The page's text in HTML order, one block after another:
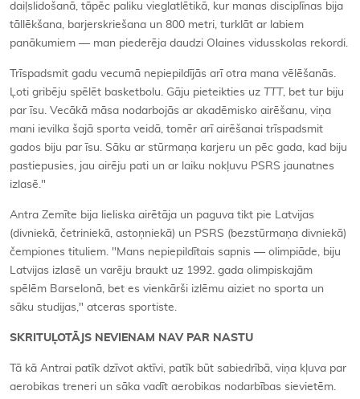
daiļslidošanā, tāpēc paliku vieglatlētikā, kur manas disciplīnas bija
tāllēkšana, barjerskriešana un 800 metri, turklāt ar labiem
panākumiem — man piederēja daudzi Olaines vidusskolas rekordi.
Trīspadsmit gadu vecumā nepiepildījās arī otra mana vēlēšanās.
Ļoti gribēju spēlēt basketbolu. Gāju pieteikties uz TTT , bet tur biju
par īsu. Vecākā māsa nodarbojās ar akadēmisko airēšanu, viņa
mani ievilka šajā sporta veidā, tomēr arī airēšanai trīspadsmit
gados biju par īsu. Sāku ar stūrmaņa karjeru un pēc gada, kad biju
pastiepusies, jau airēju pati un ar laiku nokļuvu PSRS jaunatnes
izlasē."
Antra Zemīte bija lieliska airētāja un paguva tikt pie Latvijas
(divniekā, četriniekā, astoņniekā) un PSRS (bezstūrmaņa divniekā)
čempiones tituliem. "Mans nepiepildītais sapnis — olimpiāde, biju
Latvijas izlasē un varēju braukt uz 1992. gada olimpiskajām
spēlēm Barselonā, bet es vienkārši izlēmu aiziet no sporta un
sāku studijas," atceras sportiste.
SKRITUĻOTĀJS NEVIENAM NAV PAR NASTU
Tā kā Antrai patīk dzīvot aktīvi, patīk būt sabiedrībā, viņa kļuva par
aerobikas treneri un sāka vadīt aerobikas nodarbības sievietēm.